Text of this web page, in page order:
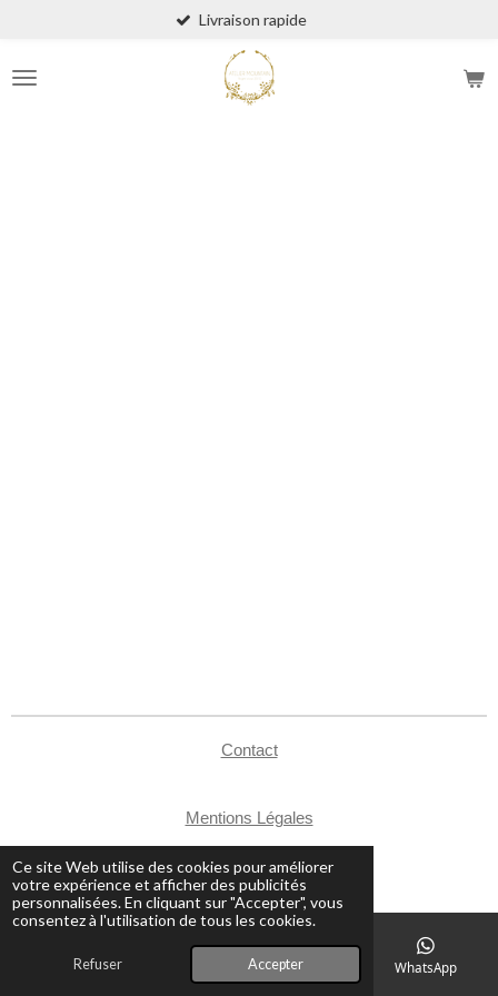
Ce site Web utilise des cookies pour améliorer
votre expérience et afficher des publicités
personnalisées. En cliquant sur "Accepter", vous
consentez à l'utilisation de tous les cookies.
Refuser Accepter
contenu
principal
Livraison rapide
Contact
Mentions Légales
© 2024 - 2026 Atelier Mountain
E-mail Carte WhatsApp